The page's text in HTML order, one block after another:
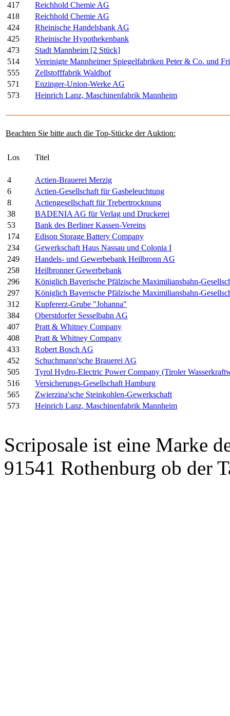
417
Reichhold Chemie AG
418
Reichhold Chemie AG
424
Rheinische Handelsbank AG
425
Rheinische Hypothekenbank
473
Stadt Mannheim [2 Stück]
514
Vereinigte Mannheimer Spiegelfabriken Peter & Co. und
555
Zellstofffabrik Waldhof
571
Enzinger-Union-Werke AG
573
Heinrich Lanz, Maschinenfabrik Mannheim
Beachten Sie bitte auch die Top-Stücke der Auktion:
Los Titel
4
Actien-Brauerei Merzig
6
Actien-Gesellschaft für Gasbeleuchtung
8
Actiengesellschaft für Trebertrocknung
38
BADENIA AG für Verlag und Druckerei
53
Bank des Berliner Kassen-Vereins
174
Edison Storage Battery Company
234
Gewerkschaft Haus Nassau und Colonia I
249
Handels- und Gewerbebank Heilbronn AG
258
Heilbronner Gewerbebank
296
Königlich Bayerische Pfälzische Maximiliansbahn-
297
Königlich Bayerische Pfälzische Maximiliansbahn-
312
Kupfererz-Grube "Johanna"
384
Oberstdorfer Sesselbahn AG
407
Pratt & Whitney Company
408
Pratt & Whitney Company
433
Robert Bosch AG
452
Schuchmann'sche Brauerei AG
505
Tyrol Hydro-Electric Power Company (Tiroler
516
Versicherungs-Gesellschaft Hamburg
565
Zwierzina'sche Steinkohlen-Gewerkschaft
573
Heinrich Lanz, Maschinenfabrik Mannheim
Scriposale ist eine Marke
91541 Rothenburg ob der